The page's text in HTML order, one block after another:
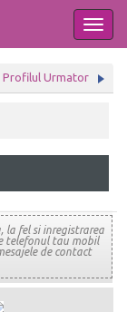
Profilul Urmator
la fel si inregistrarea
telefonul tau mobil
de contact